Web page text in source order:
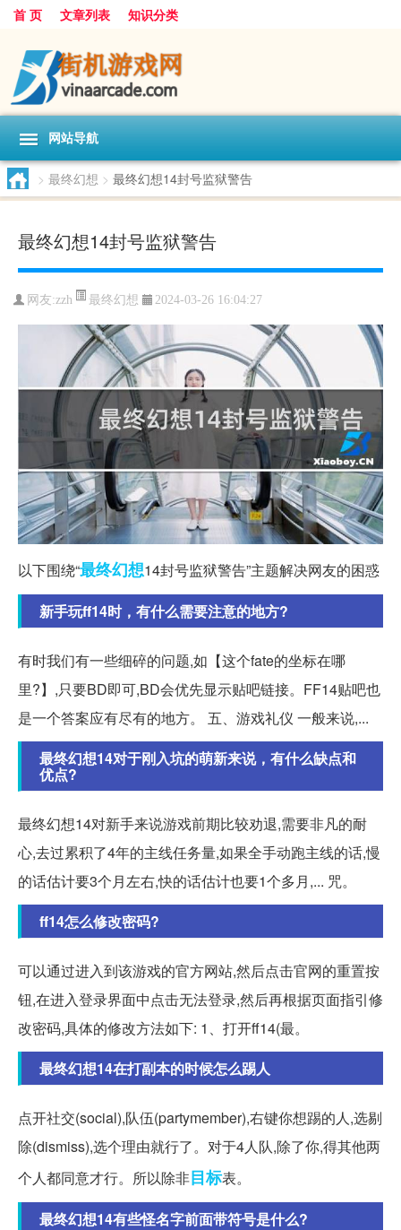
首 页 文章列表 知识分类
网站导航
> 最终幻想 > 最终幻想14封号监狱警告
最终幻想14封号监狱警告
网友:zzh 最终幻想 2024-03-26 16:04:27
以下围绕“最终幻想14封号监狱警告”主题解决网友的困惑
新手玩ff14时，有什么需要注意的地方?
有时我们有一些细碎的问题,如【这个fate的坐标在哪
里?】,只要BD即可,BD会优先显示贴吧链接。FF14贴吧也
是一个答案应有尽有的地方。 五、游戏礼仪 一般来说,...
最终幻想14对于刚入坑的萌新来说，有什么缺点和
优点?
最终幻想14对新手来说游戏前期比较劝退,需要非凡的耐
心,去过累积了4年的主线任务量,如果全手动跑主线的话,慢
的话估计要3个月左右,快的话估计也要1个多月,... 咒。
ff14怎么修改密码?
可以通过进入到该游戏的官方网站,然后点击官网的重置按
钮,在进入登录界面中点击无法登录,然后再根据页面指引修
改密码,具体的修改方法如下: 1、打开ff14(最。
最终幻想14在打副本的时候怎么踢人
点开社交(social),队伍(partymember),右键你想踢的人,选剔
除(dismiss),选个理由就行了。对于4人队,除了你,得其他两
个人都同意才行。所以除非目标表。
最终幻想14有些怪名字前面带符号是什么?